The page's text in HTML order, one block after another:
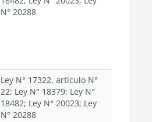
N° 20288
Ley N° 17322, artículo N°
22; Ley N° 18379; Ley N°
18482; Ley N° 20023; Ley
N° 20288